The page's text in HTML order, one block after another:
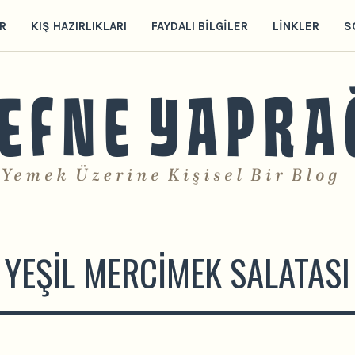
KIŞ HAZIRLIKLARI FAYDALI BILGILER LINKLER
YEŞIL MERCIMEK SALATASI